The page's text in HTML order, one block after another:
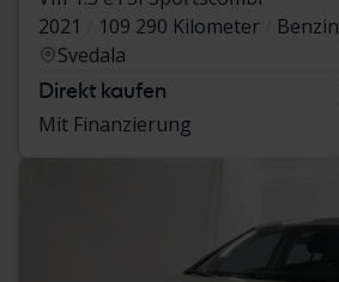
2021
109 290 Kilometer
Benzin
Svedala
Direkt kaufen
Mit Finanzierung